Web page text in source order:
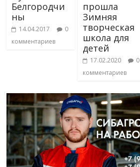
Белгородчи
ны
14.04.2017
0
комментариев
прошла
Зимняя
творческая
школа для
детей
17.02.2020
0
комментариев